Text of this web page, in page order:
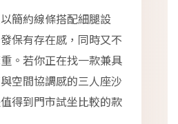
簡約線條搭配細腿設
保有存在感，同時又不
。若你正在找一款兼具
空間協調感的三人座沙
得到門市試坐比較的款